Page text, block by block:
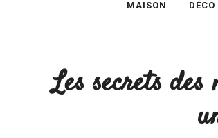
MAISON DÉCO
Les secrets